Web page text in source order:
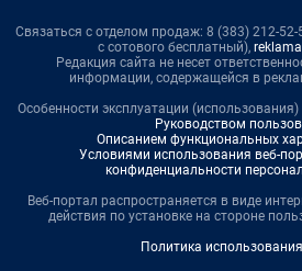
Связаться с отделом продаж: 8 (383) 212-
с сотового бесплатный),
Редакция сайта не несет
информации, содержащейся в
Особенности эксплуатации
Руководством
Описанием функциональных
Условиями использования веб-
конфиденциальности
Веб-портал распространяется в виде
действия по установке на стороне
Политика